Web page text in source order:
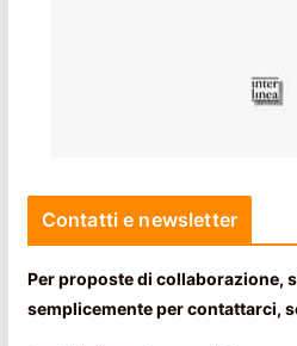
Contatti e newsletter
Per proposte di collaborazione,
semplicemente per contattarci,